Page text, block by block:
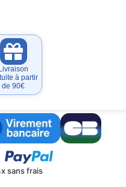
Livraison
à partir
de 90€
sans frais